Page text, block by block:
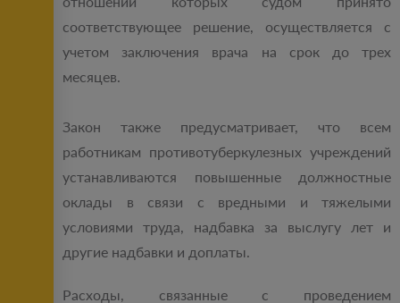
соответствующее решение, осуществляется с
учетом заключения врача на срок до трех
месяцев.
Закон также предусматривает, что всем
работникам противотуберкулезных учреждений
устанавливаются повышенные должностные
оклады в связи с вредными и тяжелыми
условиями труда, надбавка за выслугу лет и
другие надбавки и доплаты.
Расходы, связанные с проведением